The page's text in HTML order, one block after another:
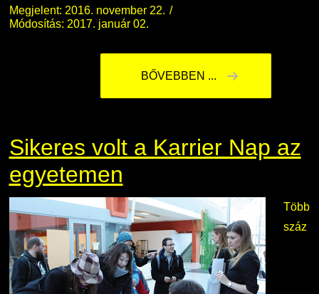
Megjelent: 2016. november 22.
Módosítás: 2017. január 02.
BŐVEBBEN ...
Sikeres volt a Karrier Nap az
egyetemen
Több
száz